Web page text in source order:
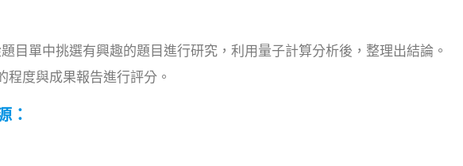
目單中挑選有興趣的題目進行研究，利用量子計算分析後，整理出結論。
度與成果報告進行評分。
：